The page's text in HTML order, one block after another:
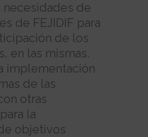
necesidades de
de FEJIDIF para
de los
en las mismas.
implementación
de las
otras
la
objetivos